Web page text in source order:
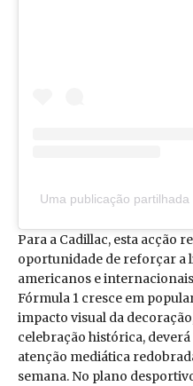
Uma publicação
Para a Cadillac, esta acção
oportunidade de reforçar a
americanos e
Fórmula 1 cresce em
impacto visual da
celebração histórica,
atenção mediática
semana. No plano